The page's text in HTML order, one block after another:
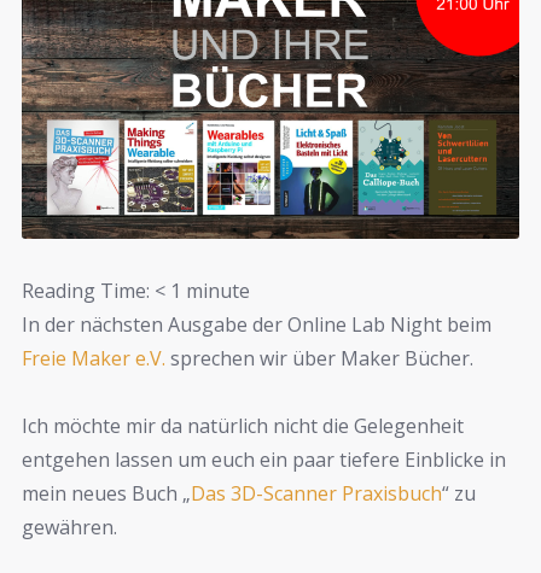
Reading Time: < 1 minute
In der nächsten Ausgabe der Online Lab Night beim
Freie Maker e.V. sprechen wir über Maker Bücher.
Ich möchte mir da natürlich nicht die Gelegenheit
entgehen lassen um euch ein paar tiefere Einblicke in
mein neues Buch „Das 3D-Scanner Praxisbuch“ zu
gewähren.